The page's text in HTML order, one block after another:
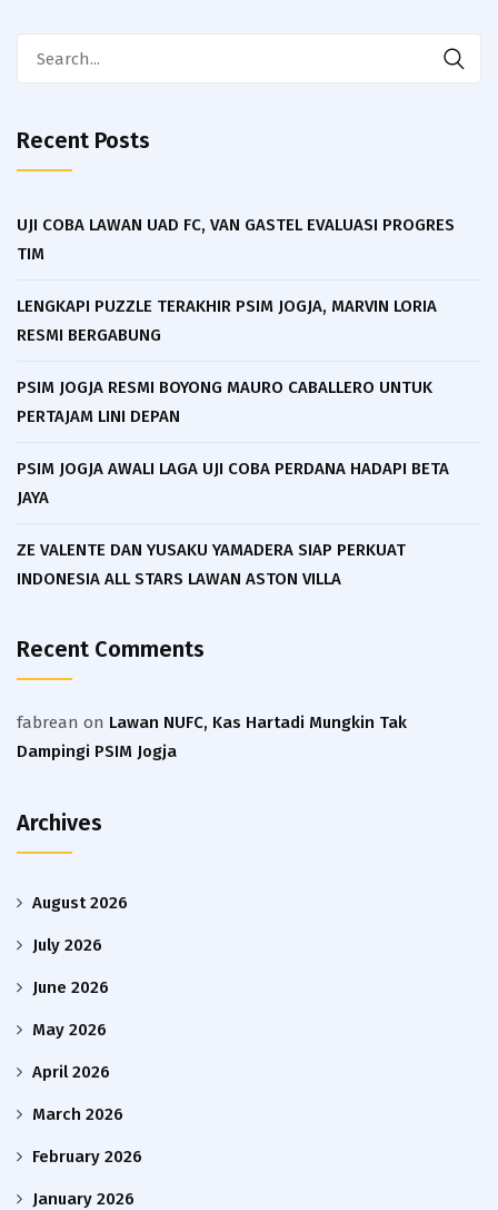
Recent Posts
UJI COBA LAWAN UAD FC, VAN GASTEL EVALUASI PROGRES
TIM
LENGKAPI PUZZLE TERAKHIR PSIM JOGJA, MARVIN LORIA
RESMI BERGABUNG
PSIM JOGJA RESMI BOYONG MAURO CABALLERO UNTUK
PERTAJAM LINI DEPAN
PSIM JOGJA AWALI LAGA UJI COBA PERDANA HADAPI BETA
JAYA
ZE VALENTE DAN YUSAKU YAMADERA SIAP PERKUAT
INDONESIA ALL STARS LAWAN ASTON VILLA
Recent Comments
fabrean on Lawan NUFC, Kas Hartadi Mungkin Tak
Dampingi PSIM Jogja
Archives
August 2026
July 2026
June 2026
May 2026
April 2026
March 2026
February 2026
January 2026